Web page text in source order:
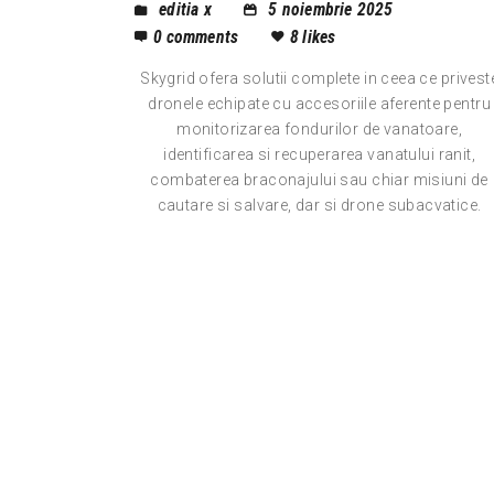
editia x
5 noiembrie 2025
0 comments 8likes
Skygrid ofera solutii complete in ceea ce
dronele echipate cu accesoriile aferente pentru
monitorizarea fondurilor de vanatoare,
identificarea si recuperarea vanatului ranit,
combaterea braconajului sau chiar misiuni de
cautare si salvare, dar si drone subacvatice.